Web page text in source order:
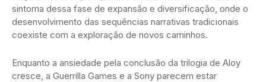
sintoma dessa fase de expansão e diversificação, onde o
desenvolvimento das sequências narrativas tradicionais
coexiste com a exploração de novos caminhos.
Enquanto a ansiedade pela conclusão da trilogia de Aloy
cresce, a Guerrilla Games e a Sony parecem estar